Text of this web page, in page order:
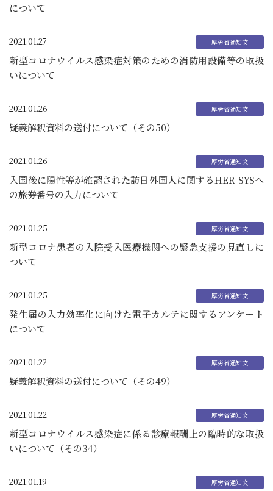
について
2021.01.27
新型コロナウイルス感染症対策のための消防用設備等の取扱
いについて
2021.01.26
疑義解釈資料の送付について（その50）
2021.01.26
入国後に陽性等が確認された訪日外国人に関するHER-SYSへ
の旅券番号の入力について
2021.01.25
新型コロナ患者の入院受入医療機関への緊急支援の見直しに
ついて
2021.01.25
発生届の入力効率化に向けた電子カルテに関するアンケート
について
2021.01.22
疑義解釈資料の送付について（その49）
2021.01.22
新型コロナウイルス感染症に係る診療報酬上の臨時的な取扱
いについて（その34）
2021.01.19